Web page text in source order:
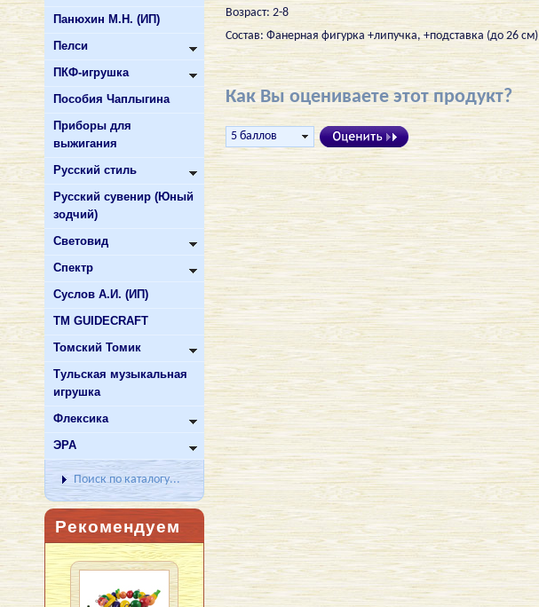
Панюхин М.Н. (ИП)
Пелси
ПКФ-игрушка
Пособия Чаплыгина
Приборы для
выжигания
Русский стиль
Русский сувенир (Юный
зодчий)
Световид
Спектр
Суслов А.И. (ИП)
ТМ GUIDECRAFT
Томский Томик
Тульская музыкальная
игрушка
Флексика
ЭРА
Поиск по каталогу...
Рекомендуем
Возраст: 2-8
Состав: Фанерная фигурка +липучка, +подставка (до 26 см)
Как Вы оцениваете этот продукт?